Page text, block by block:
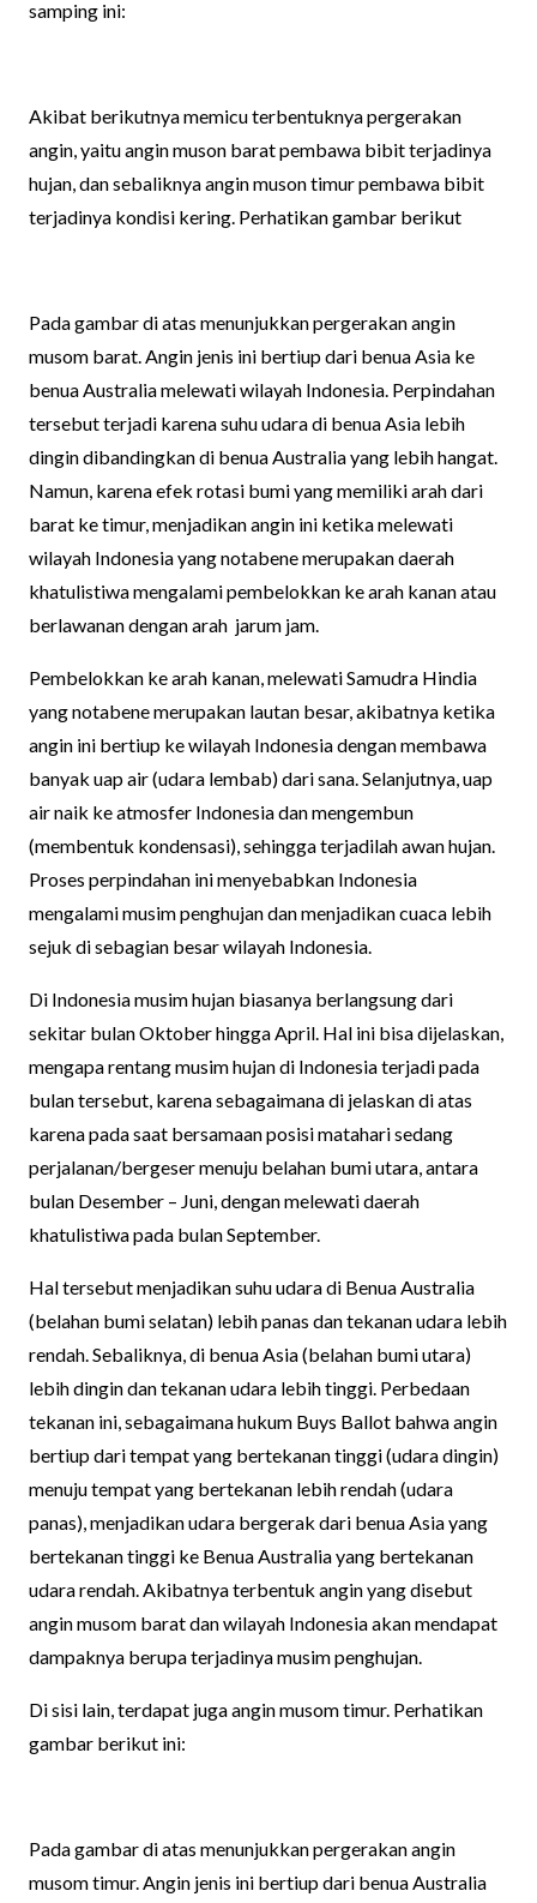
samping ini:
Akibat berikutnya memicu terbentuknya pergerakan
angin, yaitu angin muson barat pembawa bibit terjadinya
hujan, dan sebaliknya angin muson timur pembawa bibit
terjadinya kondisi kering. Perhatikan gambar berikut
Pada gambar di atas menunjukkan pergerakan angin
musom barat. Angin jenis ini bertiup dari benua Asia ke
benua Australia melewati wilayah Indonesia. Perpindahan
tersebut terjadi karena suhu udara di benua Asia lebih
dingin dibandingkan di benua Australia yang lebih hangat.
Namun, karena efek rotasi bumi yang memiliki arah dari
barat ke timur, menjadikan angin ini ketika melewati
wilayah Indonesia yang notabene merupakan daerah
khatulistiwa mengalami pembelokkan ke arah kanan atau
berlawanan dengan arah jarum jam.
Pembelokkan ke arah kanan, melewati Samudra Hindia
yang notabene merupakan lautan besar, akibatnya ketika
angin ini bertiup ke wilayah Indonesia dengan membawa
banyak uap air (udara lembab) dari sana. Selanjutnya, uap
air naik ke atmosfer Indonesia dan mengembun
(membentuk kondensasi), sehingga terjadilah awan hujan.
Proses perpindahan ini menyebabkan Indonesia
mengalami musim penghujan dan menjadikan cuaca lebih
sejuk di sebagian besar wilayah Indonesia.
Di Indonesia musim hujan biasanya berlangsung dari
sekitar bulan Oktober hingga April. Hal ini bisa dijelaskan,
mengapa rentang musim hujan di Indonesia terjadi pada
bulan tersebut, karena sebagaimana di jelaskan di atas
karena pada saat bersamaan posisi matahari sedang
perjalanan/bergeser menuju belahan bumi utara, antara
bulan Desember – Juni, dengan melewati daerah
khatulistiwa pada bulan September.
Hal tersebut menjadikan suhu udara di Benua Australia
(belahan bumi selatan) lebih panas dan tekanan udara lebih
rendah. Sebaliknya, di benua Asia (belahan bumi utara)
lebih dingin dan tekanan udara lebih tinggi. Perbedaan
tekanan ini, sebagaimana hukum Buys Ballot bahwa angin
bertiup dari tempat yang bertekanan tinggi (udara dingin)
menuju tempat yang bertekanan lebih rendah (udara
panas), menjadikan udara bergerak dari benua Asia yang
bertekanan tinggi ke Benua Australia yang bertekanan
udara rendah. Akibatnya terbentuk angin yang disebut
angin musom barat dan wilayah Indonesia akan mendapat
dampaknya berupa terjadinya musim penghujan.
Di sisi lain, terdapat juga angin musom timur. Perhatikan
gambar berikut ini:
Pada gambar di atas menunjukkan pergerakan angin
musom timur. Angin jenis ini bertiup dari benua Australia